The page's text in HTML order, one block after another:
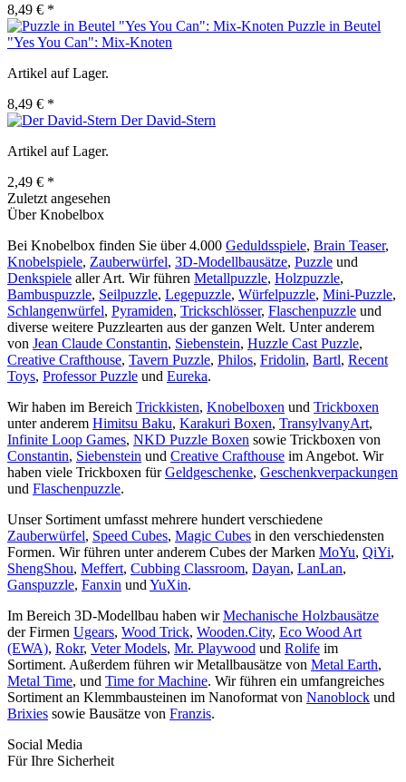
8,49 € *
Puzzle in Beutel
"Yes You Can": Mix-Knoten
Artikel auf Lager.
8,49 € *
Der David-Stern
Artikel auf Lager.
2,49 € *
Zuletzt angesehen
Über Knobelbox
Bei Knobelbox finden Sie über 4.000 Geduldsspiele, Brain Teaser,
Knobelspiele, Zauberwürfel, 3D-Modellbausätze, Puzzle und
Denkspiele aller Art. Wir führen Metallpuzzle, Holzpuzzle,
Bambuspuzzle, Seilpuzzle, Legepuzzle, Würfelpuzzle, Mini-Puzzle,
Schlangenwürfel, Pyramiden, Trickschlösser, Flaschenpuzzle und
diverse weitere Puzzlearten aus der ganzen Welt. Unter anderem
von Jean Claude Constantin, Siebenstein, Huzzle Cast Puzzle,
Creative Crafthouse, Tavern Puzzle, Philos, Fridolin, Bartl, Recent
Toys, Professor Puzzle und Eureka.
Wir haben im Bereich Trickkisten, Knobelboxen und Trickboxen
unter anderem Himitsu Baku, Karakuri Boxen, TransylvanyArt,
Infinite Loop Games, NKD Puzzle Boxen sowie Trickboxen von
Constantin, Siebenstein und Creative Crafthouse im Angebot. Wir
haben viele Trickboxen fürGeldgeschenke, Geschenkverpackungen
und Flaschenpuzzle.
Unser Sortiment umfasst mehrere hundert verschiedene
Zauberwürfel, Speed Cubes, Magic Cubes in den verschiedensten
Formen. Wir führen unter anderem Cubes der Marken MoYu, QiYi,
ShengShou, Meffert, Cubbing Classroom, Dayan, LanLan,
Ganspuzzle, Fanxin und YuXin.
Im Bereich 3D-Modellbau haben wirMechanische Holzbausätze
der Firmen Ugears, Wood Trick, Wooden.City, Eco Wood Art
(EWA), Rokr, Veter Models, Mr. Playwood und Rolife im
Sortiment. Außerdem führen wir Metallbausätze von Metal Earth,
Metal Time, und Time for Machine. Wir führen ein umfangreiches
Sortiment an Klemmbausteinen im Nanoformat von Nanoblock und
Brixies sowie Bausätze von Franzis.
Social Media
Für Ihre Sicherheit